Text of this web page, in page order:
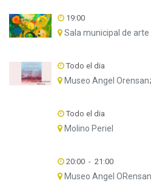
19:00
Sala municipal de arte
Todo el dia
Museo Angel
Todo el dia
Molino Periel
20:00 - 21:00
Museo Angel